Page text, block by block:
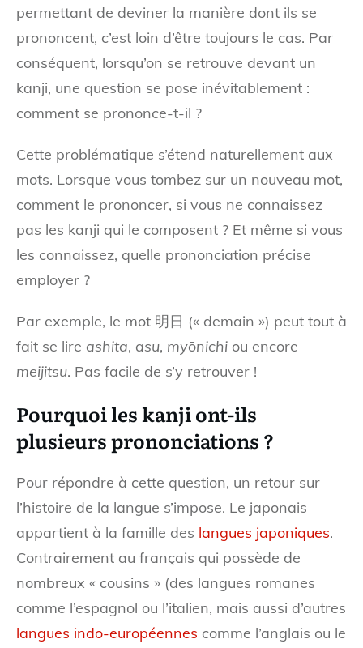
permettant de deviner la manière dont ils se
prononcent, c’est loin d’être toujours le cas. Par
conséquent, lorsqu’on se retrouve devant un
kanji, une question se pose inévitablement :
comment se prononce-t-il ?
Cette problématique s’étend naturellement aux
mots. Lorsque vous tombez sur un nouveau mot,
comment le prononcer, si vous ne connaissez
pas les kanji qui le composent ? Et même si vous
les connaissez, quelle prononciation précise
employer ?
Par exemple, le mot 明日 (« demain ») peut tout à
fait se lire ashita, asu, myōnichi ou encore
meijitsu. Pas facile de s’y retrouver !
Pourquoi les kanji ont-ils
plusieurs prononciations ?
Pour répondre à cette question, un retour sur
l’histoire de la langue s’impose. Le japonais
appartient à la famille des langues japoniques.
Contrairement au français qui possède de
nombreux « cousins » (des langues romanes
comme l’espagnol ou l’italien, mais aussi d’autres
langues indo-européennes comme l’anglais ou le